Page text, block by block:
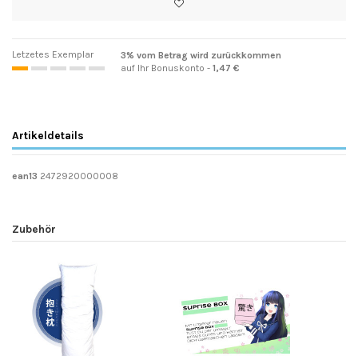
Letzetes Exemplar
3% vom Betrag wird zurückkommen
auf Ihr Bonuskonto - 1,47 €
Artikeldetails
ean13 2472920000008
Zubehör